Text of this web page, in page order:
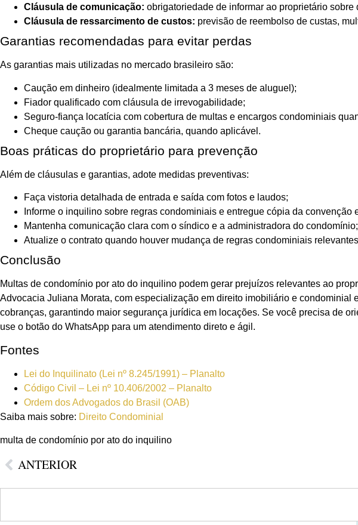
Cláusula de comunicação: obrigatoriedade de informar ao proprietário
Cláusula de ressarcimento de custos: previsão de reembolso de custas,
Garantias recomendadas para evitar perdas
As garantias mais utilizadas no mercado brasileiro são:
Caução em dinheiro (idealmente limitada a 3 meses de aluguel);
Fiador qualificado com cláusula de irrevogabilidade;
Seguro-fiança locatícia com cobertura de multas e encargos condominiais
Cheque caução ou garantia bancária, quando aplicável.
Boas práticas do proprietário para prevenção
Além de cláusulas e garantias, adote medidas preventivas:
Faça vistoria detalhada de entrada e saída com fotos e laudos;
Informe o inquilino sobre regras condominiais e entregue cópia da convenção
Mantenha comunicação clara com o síndico e a administradora do condomínio;
Atualize o contrato quando houver mudança de regras condominiais
Conclusão
Multas de condomínio por ato do inquilino podem gerar prejuízos relevantes ao
Advocacia Juliana Morata, com especialização em direito imobiliário e
cobranças, garantindo maior segurança jurídica em locações. Se você precisa de
use o botão do WhatsApp para um atendimento direto e ágil.
Fontes
Lei do Inquilinato (Lei nº 8.245/1991) – Planalto
Código Civil – Lei nº 10.406/2002 – Planalto
Ordem dos Advogados do Brasil (OAB)
Saiba mais sobre: Direito Condominial
multa de condomínio por ato do inquilino
ANTERIOR